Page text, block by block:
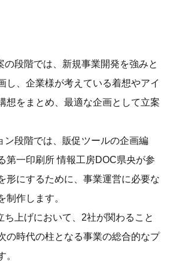
の段階では、新規事業開発を強みと
し、企業様が考えている着想やアイ
想をまとめ、最適な企画として立案
ン段階では、販促ツールの企画編
第一印刷所 情報工房DOC県央が参
形にするために、事業運営に必要な
制作します。
ち上げにおいて、2社が関わること
の時代の柱となる事業の総合的なプ
。